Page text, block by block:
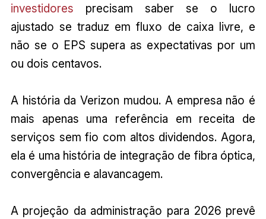
investidores precisam saber se o lucro
ajustado se traduz em fluxo de caixa livre, e
não se o EPS supera as expectativas por um
ou dois centavos.
A história da Verizon mudou. A empresa não é
mais apenas uma referência em receita de
serviços sem fio com altos dividendos. Agora,
ela é uma história de integração de fibra óptica,
convergência e alavancagem.
A projeção da administração para 2026 prevê